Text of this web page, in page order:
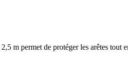
m permet de protéger les arêtes tout